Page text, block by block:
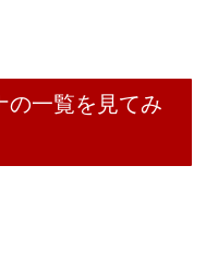
の一覧を見てみ